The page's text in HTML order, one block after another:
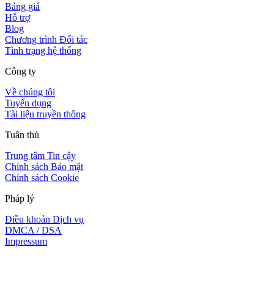
Bảng giá
Hỗ trợ
Blog
Chương trình Đối tác
Tình trạng hệ thống
Công ty
Về chúng tôi
Tuyển dụng
Tài liệu truyền thông
Tuân thủ
Trung tâm Tin cậy
Chính sách Bảo mật
Chính sách Cookie
Pháp lý
Điều khoản Dịch vụ
DMCA / DSA
Impressum